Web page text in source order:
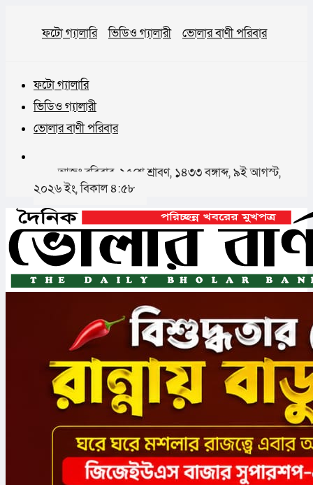
ফটো গ্যালারি ভিডিও গ্যালারী ভোলার বাণী পরিবার
ফটো গ্যালারি
ভিডিও গ্যালারী
ভোলার বাণী পরিবার
আজঃ রবিবার, ২৫শে শ্রাবণ, ১৪৩৩ বঙ্গাব্দ, ৯ই আগস্ট,
২০২৬ ইং, বিকাল ৪:৫৮